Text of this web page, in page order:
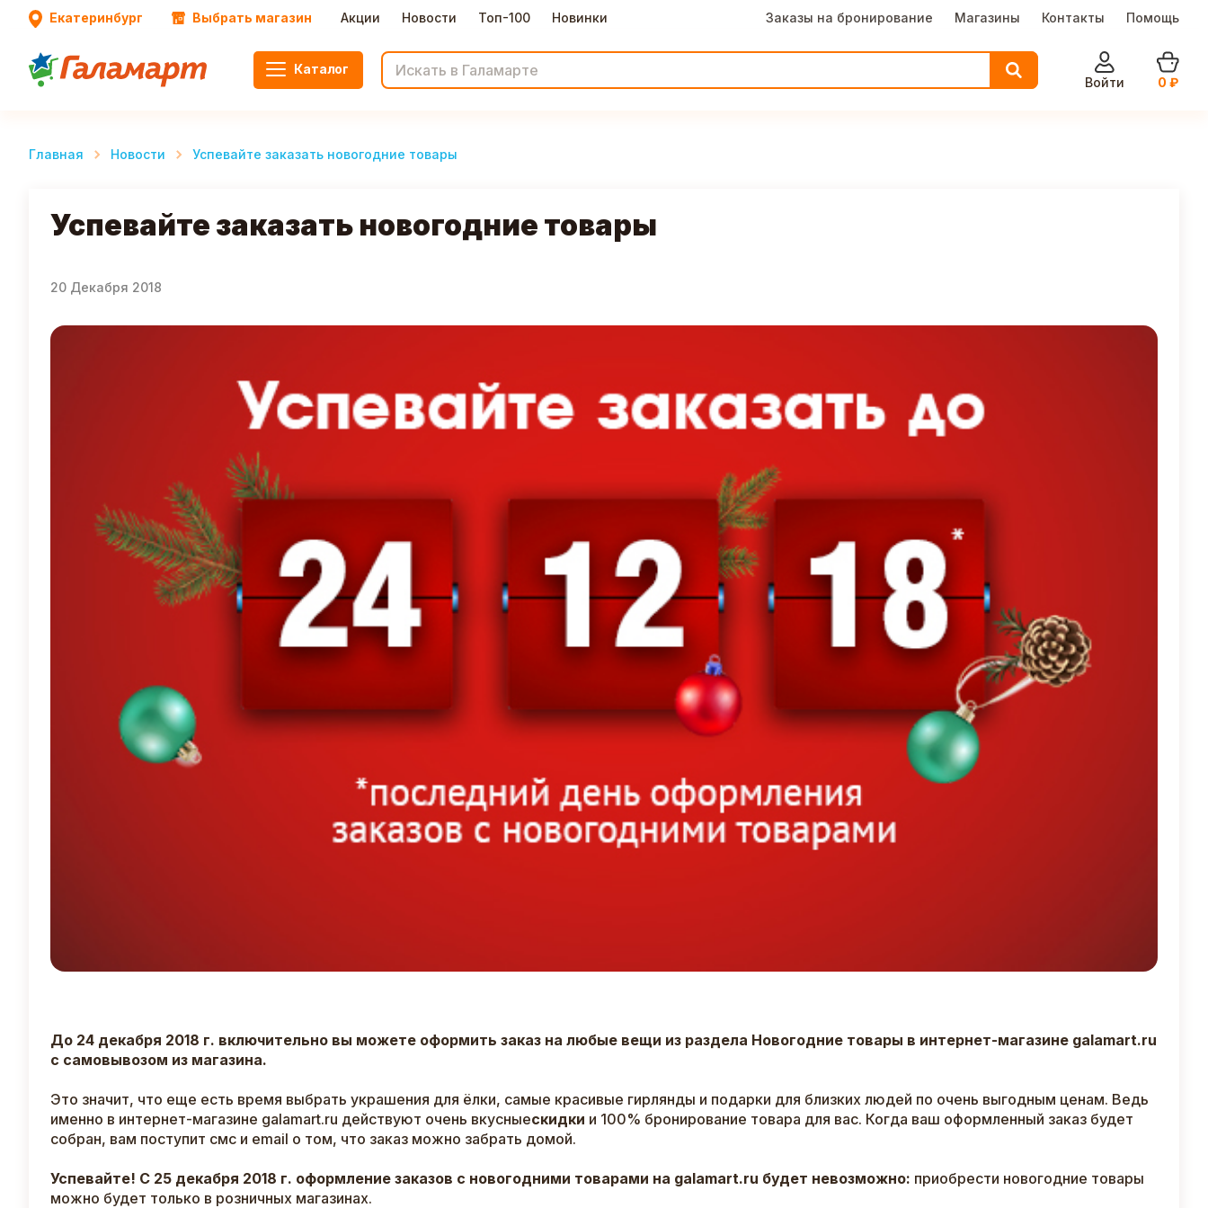
Екатеринбург Выбрать магазин Акции Новости Топ-100 Новинки Заказы на бронирование Магазины Контакты Помощь
Каталог
Войти
0 ₽
Главная Новости Успевайте заказать новогодние товары
Успевайте заказать новогодние товары
20 Декабря 2018
До 24 декабря 2018 г. включительно вы можете оформить заказ на любые вещи из раздела Новогодние товары в интернет-магазине galamart.ru
с самовывозом из магазина.
Это значит, что еще есть время выбрать украшения для ёлки, самые красивые гирлянды и подарки для близких людей по очень выгодным ценам. Ведь
именно в интернет-магазине galamart.ru действуют очень вкусныескидки и 100% бронирование товара для вас. Когда ваш оформленный заказ будет
собран, вам поступит смс и email о том, что заказ можно забрать домой.
Успевайте! С 25 декабря 2018 г. оформление заказов с новогодними товарами на galamart.ru будет невозможно: приобрести новогодние товары
можно будет только в розничных магазинах.